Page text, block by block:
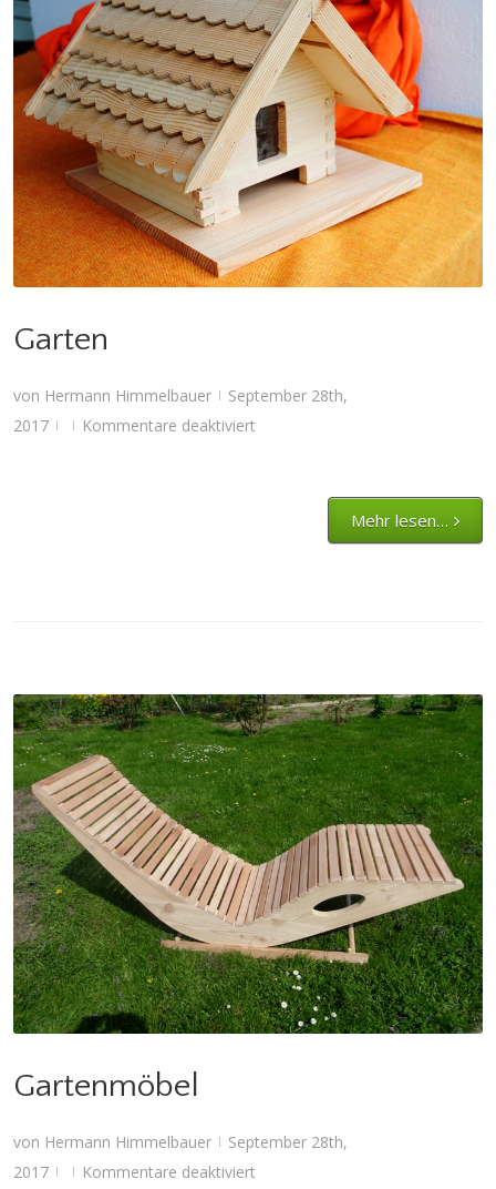
Garten
Garten
von Hermann Himmelbauer |
September 28th,
2017 | | Kommentare deaktiviert
Mehr lesen…
Gartenmöbel
Gartenmöbel
von Hermann Himmelbauer |
September 28th,
2017 | | Kommentare deaktiviert